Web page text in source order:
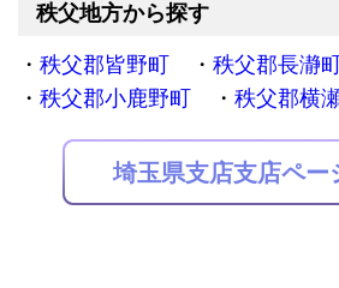
秩父地方から探す
秩父郡皆野町
秩父郡長瀞町
秩父郡小鹿野町
秩父郡横瀬
埼玉県支店支店ペー